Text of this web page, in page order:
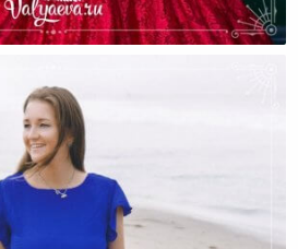
Мире